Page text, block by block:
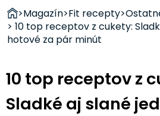
ZDRAVÉ
RÝCHLOVKY
>Magazín>Fit recepty>
> 10 top receptov z cukety:
hotové za pár minút
10 top receptov z
Sladké aj slané